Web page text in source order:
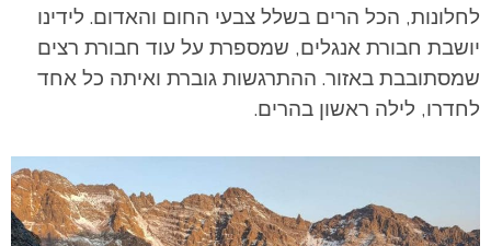
לחלונות, הכל הרים בשלל צבעי החום והאדום. לידינו
יושבת חבורת אנגלים, שמספרת על עוד חבורת רצים
שמסתובבת באזור. ההתרגשות גוברת ואיתה כל אחד
לחדרו, לילה ראשון בהרים.